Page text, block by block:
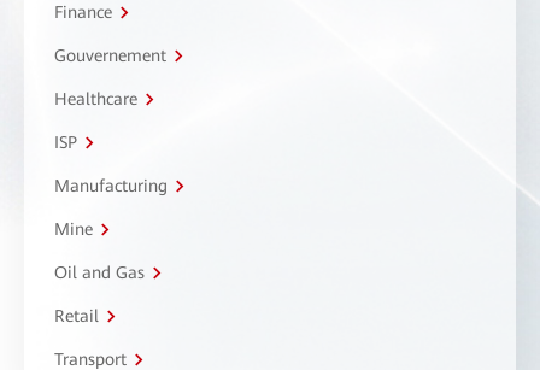
Finance
Gouvernement
Healthcare
ISP
Manufacturing
Mine
Oil and Gas
Retail
Transport